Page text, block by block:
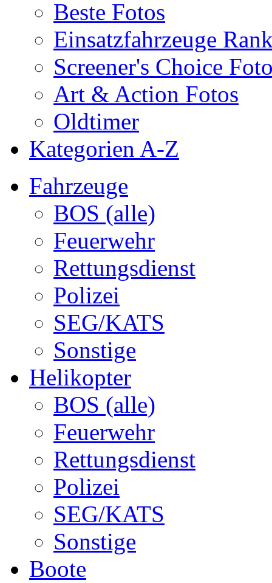
Beste Fotos
Einsatzfahrzeuge
Screener's Choice
Art & Action Fotos
Oldtimer
Kategorien A-Z
Fahrzeuge
BOS (alle)
Feuerwehr
Rettungsdienst
Polizei
SEG/KATS
Sonstige
Helikopter
BOS (alle)
Feuerwehr
Rettungsdienst
Polizei
SEG/KATS
Sonstige
Boote